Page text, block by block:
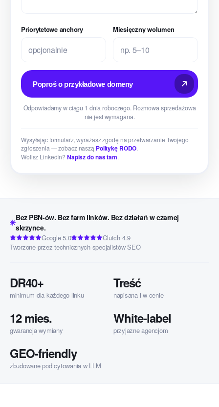
Priorytetowe anchory Miesięczny wolumen
Poproś o przykładowe domeny
Odpowiadamy w ciągu 1 dnia roboczego. Rozmowa sprzedażowa
nie jest wymagana.
Wysyłając formularz, wyrażasz zgodę na przetwarzanie Twojego
zgłoszenia — zobacz naszą Politykę RODO.
Wolisz LinkedIn? Napisz do nas tam.
Bez PBN-ów. Bez farm linków. Bez działań w czarnej
skrzynce.
Google 5.0
Clutch 4.9
Tworzone przez technicznych specjalistów SEO
DR40+
minimum dla każdego linku
Treść
napisana i w cenie
12 mies.
gwarancja wymiany
White-label
przyjazne agencjom
GEO-friendly
zbudowane pod cytowania w LLM